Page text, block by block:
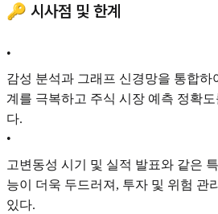
🔑 시사점 및 한계
•
감성 분석과 그래프 신경망을 통합하
계를 극복하고 주식 시장 예측 정확
다.
•
고변동성 시기 및 실적 발표와 같은
능이 더욱 두드러져, 투자 및 위험 관
있다.